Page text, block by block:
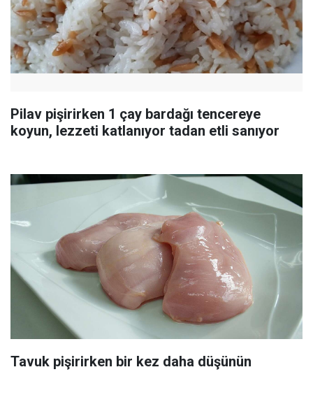
Pilav pişirirken 1 çay bardağı tencereye
koyun, lezzeti katlanıyor tadan etli sanıyor
Tavuk pişirirken bir kez daha düşünün